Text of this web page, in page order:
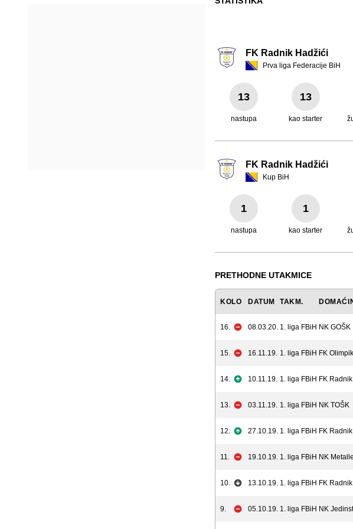
FK Radnik Hadžići
Prva liga Federacije BiH
13
nastupa
13
kao starter
FK Radnik Hadžići
Kup BiH
1
nastupa
1
kao starter
PRETHODNE UTAKMICE
KOLO DATUM TAKM.
16. 08.03.20. 1. liga FBiH NK GOŠK
15. 16.11.19. 1. liga FBiH FK Olimpik
14. 10.11.19. 1. liga FBiH FK
13. 03.11.19. 1. liga FBiH NK TOŠK
12. 27.10.19. 1. liga FBiH FK
11. 19.10.19. 1. liga FBiH NK
10. 13.10.19. 1. liga FBiH FK
9. 05.10.19. 1. liga FBiH NK